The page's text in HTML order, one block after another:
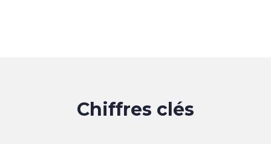
Chiffres clés